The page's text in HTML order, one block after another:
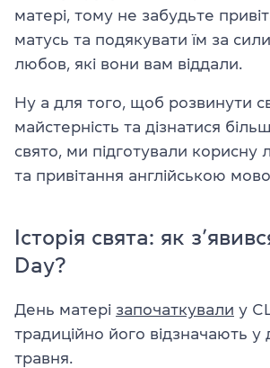
матері, тому не забудьте
матусь та подякувати їм за
любов, які вони вам віддали.
Ну а для того, щоб розвинути
майстерність та дізнатися
свято, ми підготували корисну
та привітання англійською
Історія свята: як
Day?
День матері започаткували у
традиційно його відзначають у
травня.